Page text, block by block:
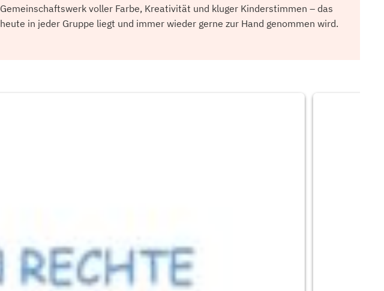
Gemeinschaftswerk voller Farbe, Kreativität und kluger Kinderstimmen – das
heute in jeder Gruppe liegt und immer wieder gerne zur Hand genommen wird.